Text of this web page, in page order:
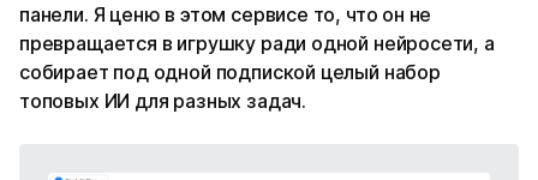
панели. Я ценю в этом сервисе то, что он не
превращается в игрушку ради одной нейросети, а
собирает под одной подпиской целый набор
топовых ИИ для разных задач.